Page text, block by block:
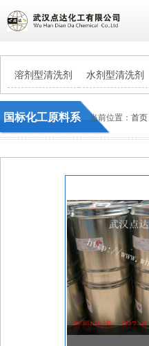
溶剂型清洗剂 水剂型清洗剂
当前位置： 首页
国标化工原料系